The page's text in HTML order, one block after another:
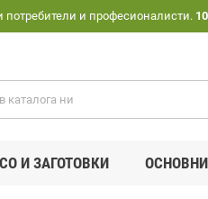
потребители и професионалисти.
И ЗАГОТОВКИ